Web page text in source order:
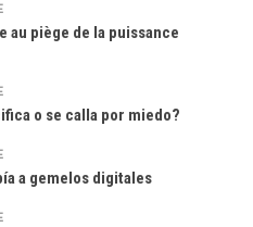
au piège de la puissance
o se calla por miedo?
a gemelos digitales